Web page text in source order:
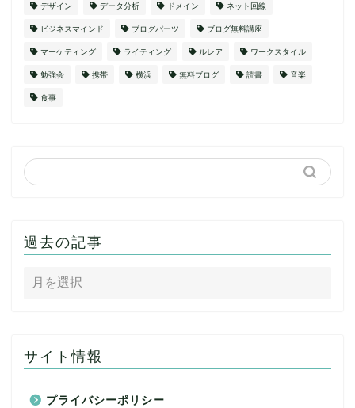
デザイン データ分析 ドメイン ネット回線
ビジネスマインド ブログパーツ ブログ無料講座
マーケティング ライティング ルレア ワークスタイル
勉強会 携帯 横浜 無料ブログ 読書 音楽
食事
過去の記事
サイト情報
プライバシーポリシー